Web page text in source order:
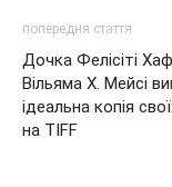
попередня стаття
Дочка Фелісіті
Вільяма Х. Мейсі
ідеальна копія
на TIFF